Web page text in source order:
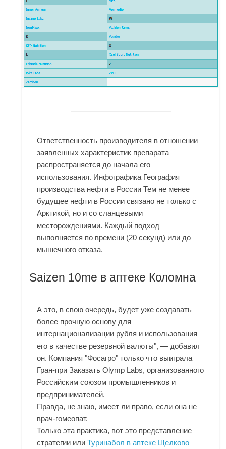
Ответственность производителя в отношении
заявленных характеристик препарата
распространяется до начала его
использования. Инфографика География
производства нефти в России Тем не менее
будущее нефти в России связано не только с
Арктикой, но и со сланцевыми
месторождениями. Каждый подход
выполняется по времени (20 секунд) или до
мышечного отказа.
Saizen 10me в аптеке Коломна
А это, в свою очередь, будет уже создавать
более прочную основу для
интернационализации рубля и использования
его в качестве резервной валюты", — добавил
он. Компания "Фосагро" только что выиграла
Гран-при Заказать Olymp Labs, организованного
Российским союзом промышленников и
предпринимателей.
Правда, не знаю, имеет ли право, если она не
врач-гомеопат.
Только эта практика, вот это представление
стратегии илиТуринабол в аптеке Щелково